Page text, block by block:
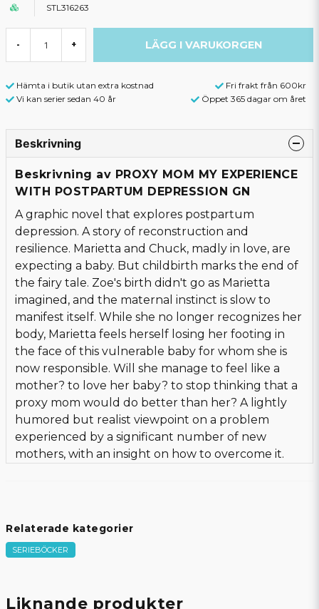
STL316263
- + LÄGG I VARUKORGEN
Hämta i butik utan extra kostnad
Fri frakt från 600kr
Vi kan serier sedan 40 år
Öppet 365 dagar om året
Beskrivning
Beskrivning av PROXY MOM MY EXPERIENCE
WITH POSTPARTUM DEPRESSION GN
A graphic novel that explores postpartum
depression. A story of reconstruction and
resilience. Marietta and Chuck, madly in love, are
expecting a baby. But childbirth marks the end of
the fairy tale. Zoe's birth didn't go as Marietta
imagined, and the maternal instinct is slow to
manifest itself. While she no longer recognizes her
body, Marietta feels herself losing her footing in
the face of this vulnerable baby for whom she is
now responsible. Will she manage to feel like a
mother? to love her baby? to stop thinking that a
proxy mom would do better than her? A lightly
humored but realist viewpoint on a problem
experienced by a significant number of new
mothers, with an insight on how to overcome it.
Relaterade kategorier
SERIEBÖCKER
Liknande produkter